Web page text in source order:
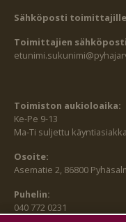
Sähköposti
Toimittajien
Toimiston aukioloaika:
Ke-Pe 9-13
Ma-Ti suljettu
Osoite:
Asematie 2, 86800
Puhelin:
040 772 0231